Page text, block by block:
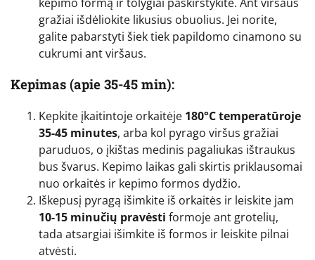
gražiai išdėliokite likusius obuolius. Jei norite,
galite pabarstyti šiek tiek papildomo cinamono su
cukrumi ant viršaus.
Kepimas (apie 35-45 min):
Kepkite įkaitintoje orkaitėje 180°C temperatūroje
35-45 minutes, arba kol pyrago viršus gražiai
paruduos, o įkištas medinis pagaliukas ištraukus
bus švarus. Kepimo laikas gali skirtis priklausomai
nuo orkaitės ir kepimo formos dydžio.
Iškepusį pyragą išimkite iš orkaitės ir leiskite jam
10-15 minučių pravėsti formoje ant grotelių,
tada atsargiai išimkite iš formos ir leiskite pilnai
atvėsti.